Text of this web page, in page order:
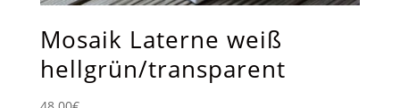
Mosaik Laterne weiß
hellgrün/transparent